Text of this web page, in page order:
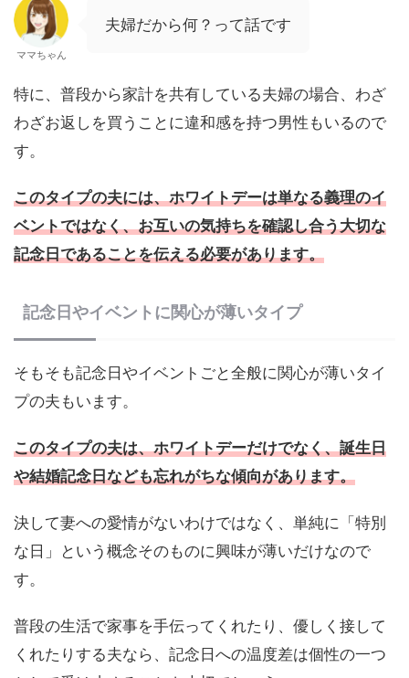
ママちゃん
夫婦だから何？って話です
特に、普段から家計を共有している夫婦の場合、わざ
わざお返しを買うことに違和感を持つ男性もいるので
す。
このタイプの夫には、ホワイトデーは単なる義理のイ
ベントではなく、お互いの気持ちを確認し合う大切な
記念日であることを伝える必要があります。
記念日やイベントに関心が薄いタイプ
そもそも記念日やイベントごと全般に関心が薄いタイ
プの夫もいます。
このタイプの夫は、ホワイトデーだけでなく、誕生日
や結婚記念日なども忘れがちな傾向があります。
決して妻への愛情がないわけではなく、単純に「特別
な日」という概念そのものに興味が薄いだけなので
す。
普段の生活で家事を手伝ってくれたり、優しく接して
くれたりする夫なら、記念日への温度差は個性の一つ